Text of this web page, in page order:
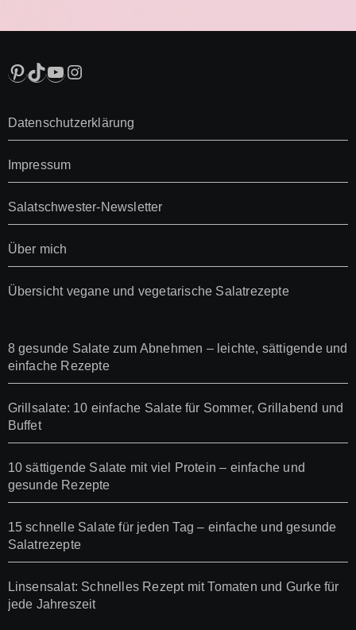
Pinterest
TikTok
YouTube
Instagram
Datenschutzerklärung
Impressum
Salatschwester-Newsletter
Über mich
Übersicht vegane und vegetarische Salatrezepte
8 gesunde Salate zum Abnehmen – leichte, sättigende und
einfache Rezepte
Grillsalate: 10 einfache Salate für Sommer, Grillabend und
Buffet
10 sättigende Salate mit viel Protein – einfache und
gesunde Rezepte
15 schnelle Salate für jeden Tag – einfache und gesunde
Salatrezepte
Linsensalat: Schnelles Rezept mit Tomaten und Gurke für
jede Jahreszeit